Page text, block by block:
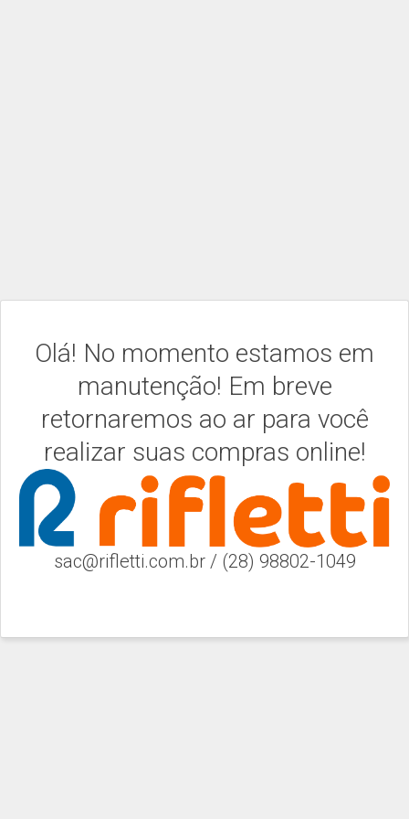
Olá! No momento estamos em
manutenção! Em breve
retornaremos ao ar para você
realizar suas compras online!
sac@rifletti.com.br / (28) 98802-1049